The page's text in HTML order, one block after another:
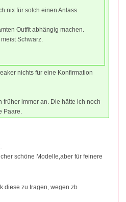
nix für solch einen Anlass.
Outfit abhängig machen.
Schwarz.
nichts für eine Konfirmation
früher immer an. Die hätte ich noch
Paare.
schöne Modelle,aber für feinere
diese zu tragen, wegen zb